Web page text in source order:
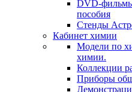
DVD-
пособия
Стенды
Кабинет химии
Модели по
химии.
Коллекции
Приборы